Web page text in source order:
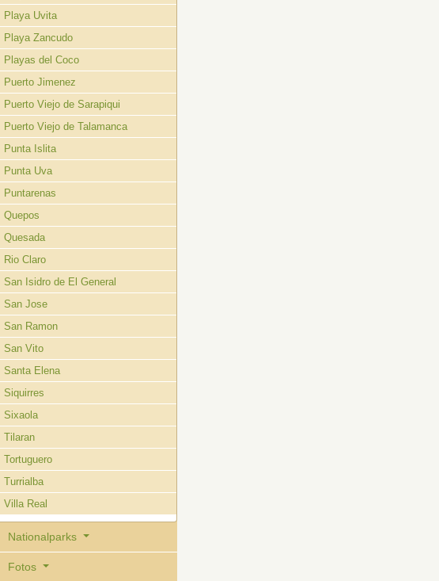
Playa Uvita
Playa Zancudo
Playas del Coco
Puerto Jimenez
Puerto Viejo de Sarapiqui
Puerto Viejo de Talamanca
Punta Islita
Punta Uva
Puntarenas
Quepos
Quesada
Rio Claro
San Isidro de El General
San Jose
San Ramon
San Vito
Santa Elena
Siquirres
Sixaola
Tilaran
Tortuguero
Turrialba
Villa Real
Nationalparks
Fotos